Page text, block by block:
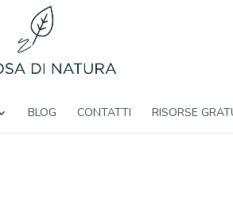
BLOG CONTATTI RISORSE